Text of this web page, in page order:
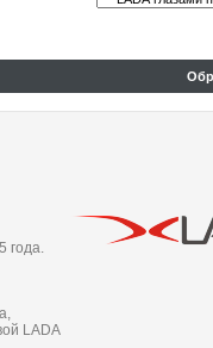
года.
LADA